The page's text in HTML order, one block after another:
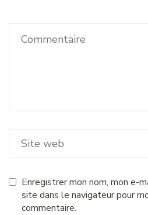
Enregistrer mon nom, mon e-
site dans le navigateur pour
commentaire.